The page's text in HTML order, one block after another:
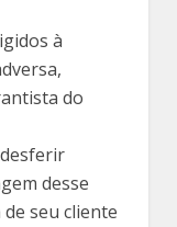
à
do
desse
seu cliente